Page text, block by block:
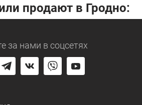
продают в Гродно:
за нами в соцсетях